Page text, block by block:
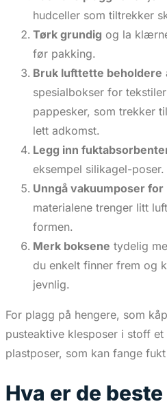
hudceller som tiltrekker
Tørk grundig og la
før pakking.
Bruk lufttette beholdere
spesialbokser for
pappesker, som trekker
lett adkomst.
Legg inn
eksempel silikagel-poser.
Unngå vakuumposer for
materialene trenger litt
formen.
Merk boksene tydelig
du enkelt finner frem og
jevnlig.
For plagg på hengere, som
pusteaktive klesposer i stoff
plastposer, som kan fange fukt
Hva er de